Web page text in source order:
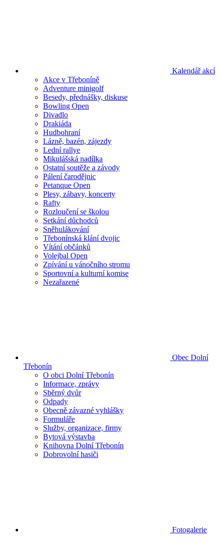
Kalendář akcí
Akce v Třeboníně
Adventure minigolf
Besedy, přednášky, diskuse
Bowling Open
Divadlo
Drakiáda
Hudbohraní
Lázně, bazén, zájezdy
Lední rallye
Mikulášská nadílka
Ostatní soutěže a závody
Pálení čarodějnic
Petanque Open
Plesy, zábavy, koncerty
Rafty
Rozloučení se školou
Setkání důchodců
Sněhulákování
Třebonínská klání dvojic
Vítání občánků
Volejbal Open
Zpívání u vánočního stromu
Sportovní a kulturní komise
Nezařazené
Obec Dolní
Třebonín
O obci Dolní Třebonín
Informace, zprávy
Sběrný dvůr
Odpady
Obecně závazné vyhlášky
Formuláře
Služby, organizace, firmy
Bytová výstavba
Knihovna Dolní Třebonín
Dobrovolní hasiči
Fotogalerie